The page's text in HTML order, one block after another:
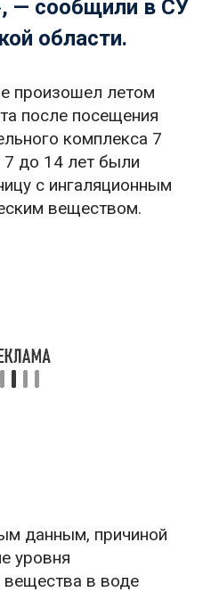
— сообщили в СУ
области.
произошел летом
после посещения
комплекса 7
7 до 14 лет были
с ингаляционным
веществом.
данным, причиной
уровня
в воде